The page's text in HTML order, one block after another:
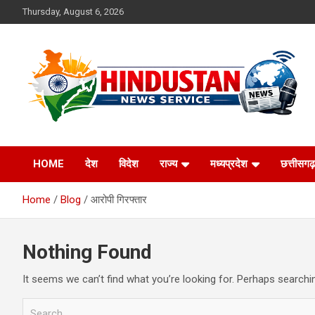
to
Thursday, August 6, 2026
Hindustan News
Service
HOME देश विदेश राज्य मध्यप्रदेश छत्तीसगढ़
Home Blog आरोपी गिरफ्तार
Nothing Found
It seems we can’t find what you’re looking for. Perhaps